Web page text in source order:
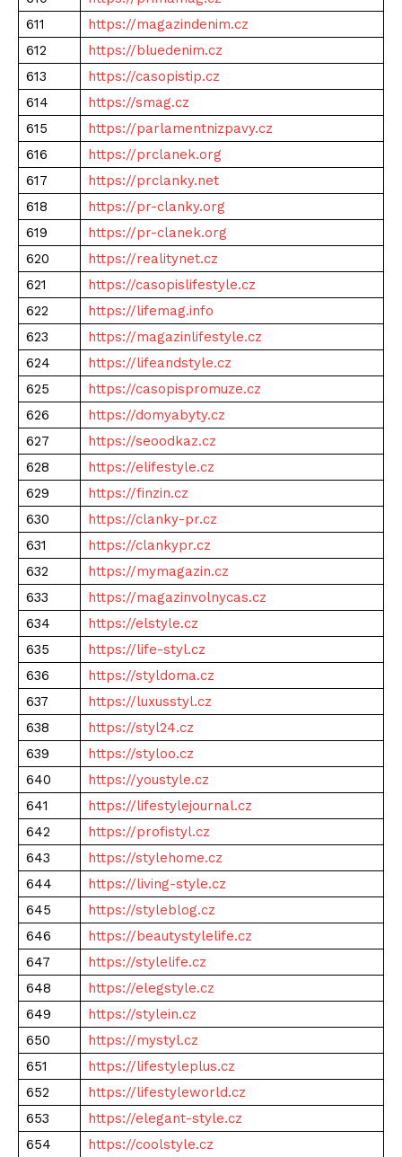
611
https://magazindenim.cz
612
https://bluedenim.cz
613
https://casopistip.cz
614
https://smag.cz
615
https://parlamentnizpavy.cz
616
https://prclanek.org
617
https://prclanky.net
618
https://pr-clanky.org
619
https://pr-clanek.org
620
https://realitynet.cz
621
https://casopislifestyle.cz
622
https://lifemag.info
623
https://magazinlifestyle.cz
624
https://lifeandstyle.cz
625
https://casopispromuze.cz
626
https://domyabyty.cz
627
https://seoodkaz.cz
628
https://elifestyle.cz
629
https://finzin.cz
630
https://clanky-pr.cz
631
https://clankypr.cz
632
https://mymagazin.cz
633
https://magazinvolnycas.cz
634
https://elstyle.cz
635
https://life-styl.cz
636
https://styldoma.cz
637
https://luxusstyl.cz
638
https://styl24.cz
639
https://styloo.cz
640
https://youstyle.cz
641
https://lifestylejournal.cz
642
https://profistyl.cz
643
https://stylehome.cz
644
https://living-style.cz
645
https://styleblog.cz
646
https://beautystylelife.cz
647
https://stylelife.cz
648
https://elegstyle.cz
649
https://stylein.cz
650
https://mystyl.cz
651
https://lifestyleplus.cz
652
https://lifestyleworld.cz
653
https://elegant-style.cz
654
https://coolstyle.cz